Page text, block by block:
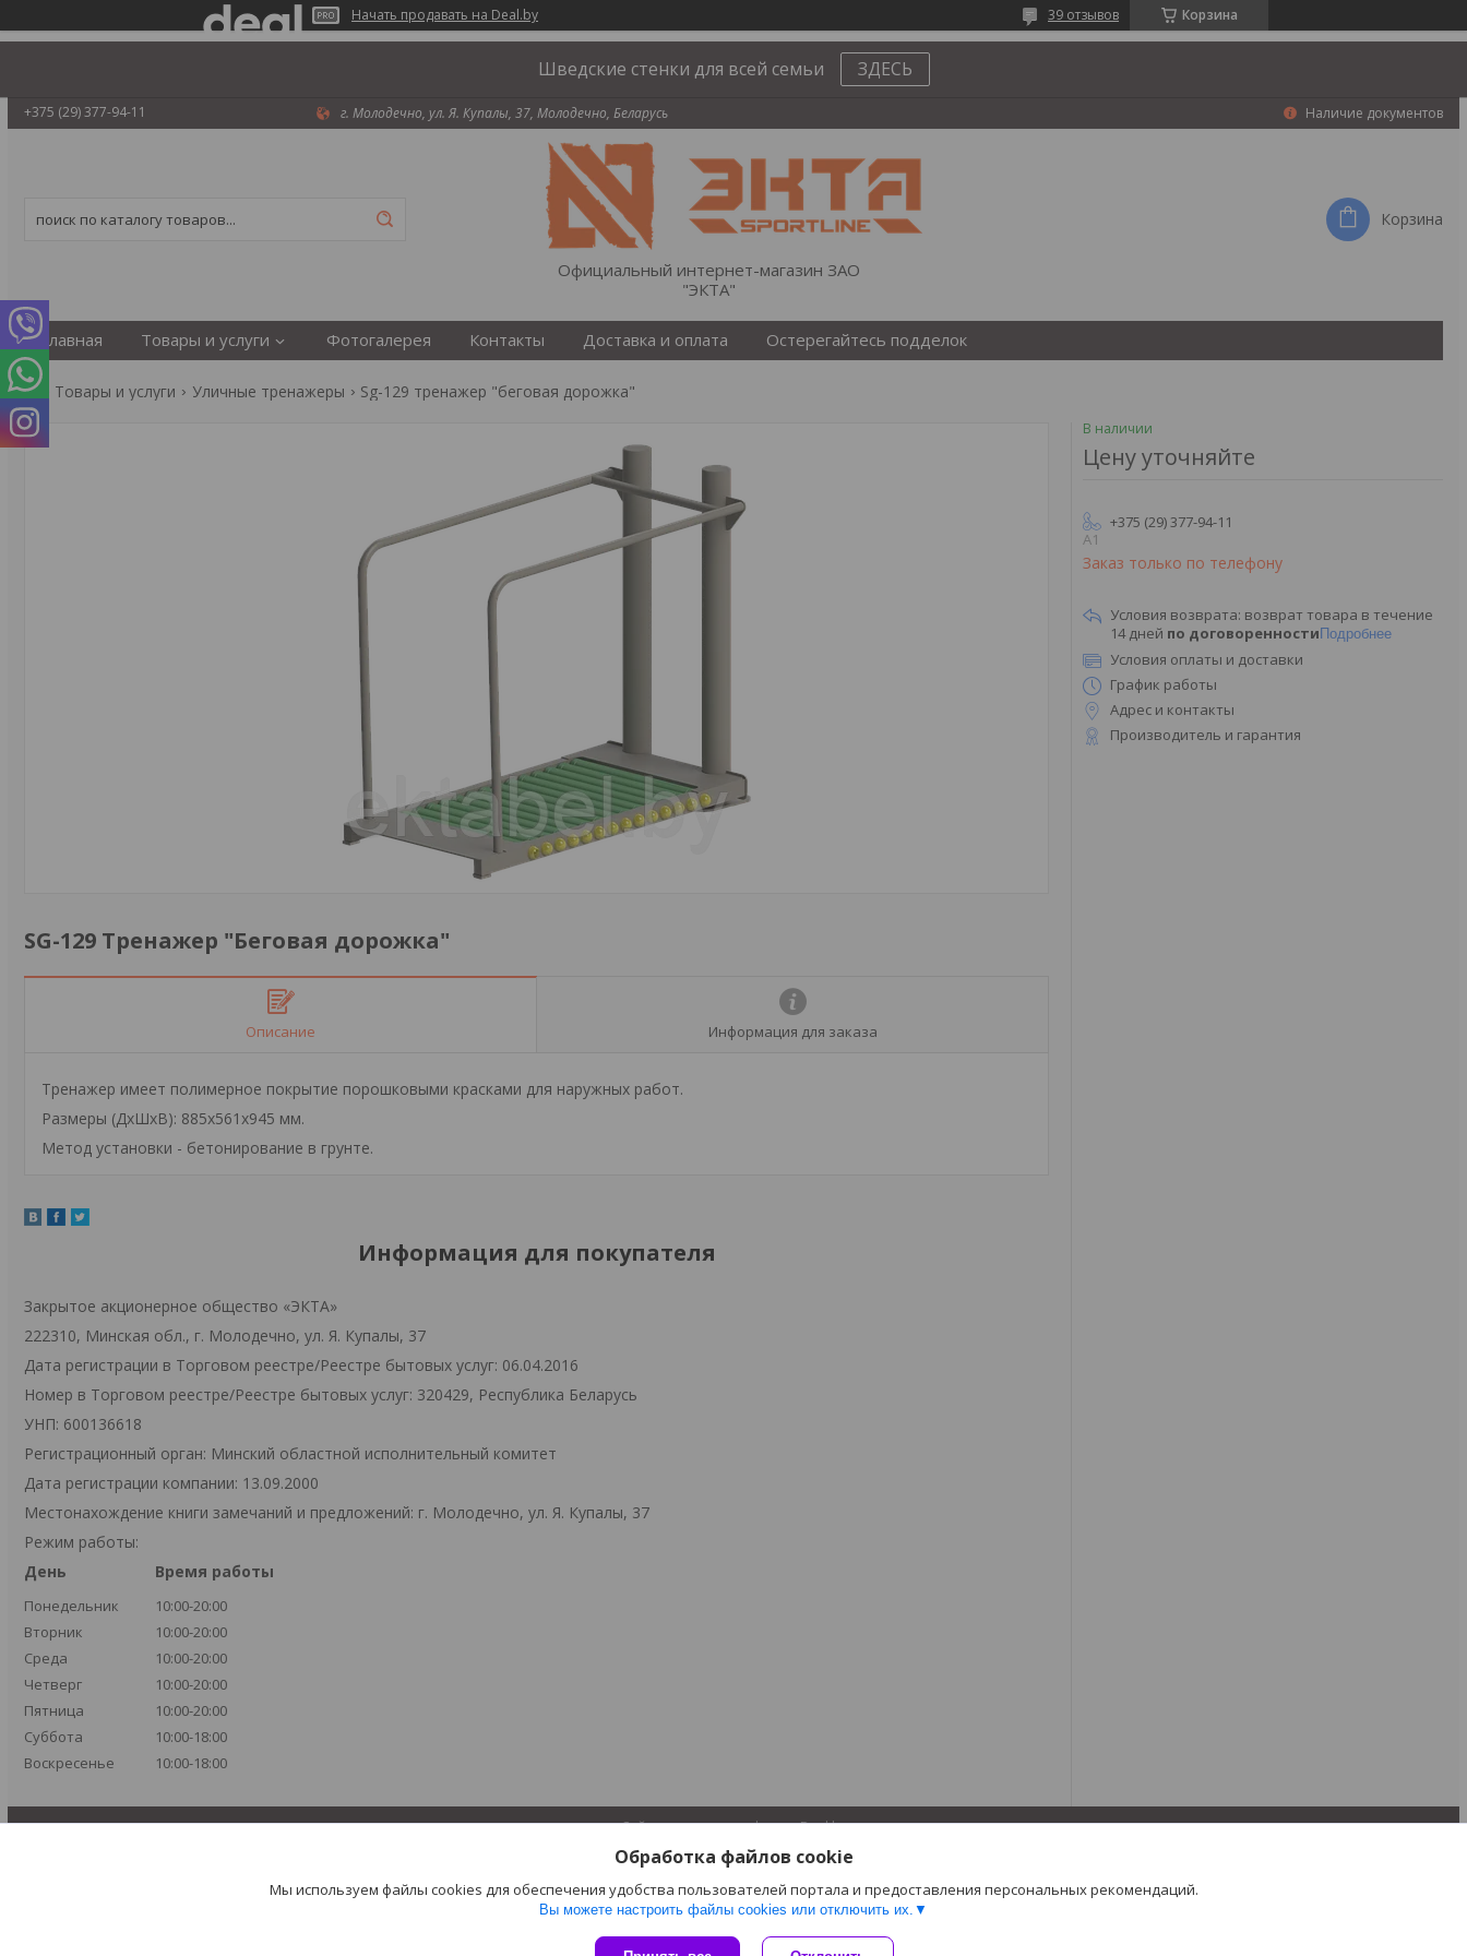
Начать продавать на Deal.by Корзина
39 отзывов
Шведские стенки для всей семьи ЗДЕСЬ
+375 (29) 377-94-11 г. Молодечно, ул. Я. Купалы, 37, Молодечно, Беларусь Наличие документов
Официальный интернет-магазин ЗАО
"ЭКТА"
Корзина
Главная Товары и услуги Фотогалерея Контакты Доставка и оплата Остерегайтесь подделок
Товары и услуги Уличные тренажеры Sg-129 тренажер "беговая дорожка"
SG-129 Тренажер "Беговая дорожка"
Описание Информация для заказа
Тренажер имеет полимерное покрытие порошковыми красками для наружных работ.
Размеры (ДхШхВ): 885х561х945 мм.
Метод установки - бетонирование в грунте.
Информация для покупателя
Закрытое акционерное общество «ЭКТА»
222310, Минская обл., г. Молодечно, ул. Я. Купалы, 37
Дата регистрации в Торговом реестре/Реестре бытовых услуг: 06.04.2016
Номер в Торговом реестре/Реестре бытовых услуг: 320429, Республика Беларусь
УНП: 600136618
Регистрационный орган: Минский областной исполнительный комитет
Дата регистрации компании: 13.09.2000
Местонахождение книги замечаний и предложений: г. Молодечно, ул. Я. Купалы, 37
Режим работы:
День
Время работы
Понедельник
10:00-20:00
Вторник
10:00-20:00
Среда
10:00-20:00
Четверг
10:00-20:00
Пятница
10:00-20:00
Суббота
10:00-18:00
Воскресенье
10:00-18:00
В наличии
Цену уточняйте
+375 (29) 377-94-11
A1
Заказ только по телефону
возврат товара в течение
14 дней по договоренности Подробнее
Условия оплаты и доставки
График работы
Адрес и контакты
Производитель и гарантия
Сайт создан на платформе Deal.by
Политика обработки файлов cookies
Обработка файлов cookie
Мы используем файлы cookies для обеспечения удобства пользователей портала и предоставления персональных рекомендаций.
Вы можете настроить файлы cookies или отключить их.
ЭКТА sport | Пожаловаться на контент
Select Language▼